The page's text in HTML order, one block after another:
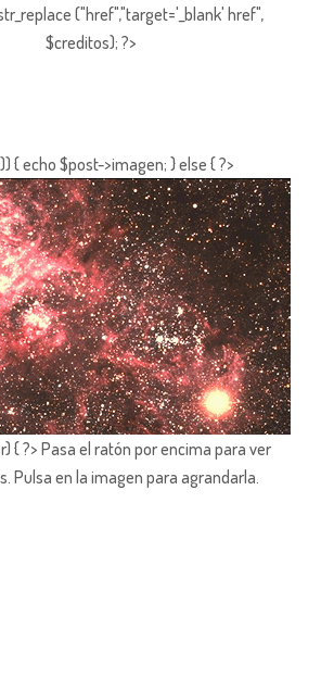
("href","target='_blank' href",
$creditos); ?>
{ echo $post->imagen; } else { ?>
{ ?> Pasa el ratón por encima para ver
Pulsa en la imagen para agrandarla.